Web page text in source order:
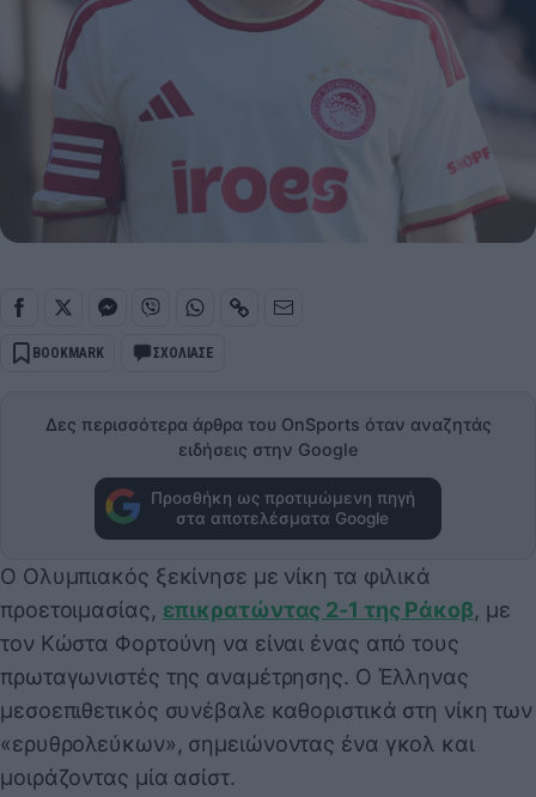
BOOKMARK ΣΧΟΛΙΑΣΕ
Δες περισσότερα άρθρα του OnSports όταν αναζητάς
ειδήσεις στην Google
Προσθήκη ως προτιμώμενη πηγή
στα αποτελέσματα Google
Ο Ολυμπιακός ξεκίνησε με νίκη τα φιλικά
προετοιμασίας, επικρατώντας 2-1 της Ράκοβ, με
τον Κώστα Φορτούνη να είναι ένας από τους
πρωταγωνιστές της αναμέτρησης. Ο Έλληνας
μεσοεπιθετικός συνέβαλε καθοριστικά στη νίκη των
«ερυθρολεύκων», σημειώνοντας ένα γκολ και
μοιράζοντας μία ασίστ.